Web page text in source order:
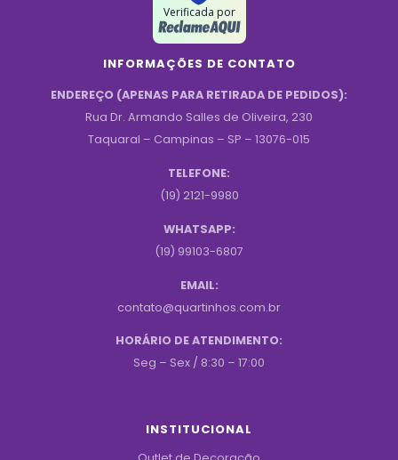
Verificada por
INFORMAÇÕES DE CONTATO
ENDEREÇO (APENAS PARA RETIRADA DE PEDIDOS):
Rua Dr. Armando Salles de Oliveira, 230
Taquaral – Campinas – SP – 13076-015
TELEFONE:
(19) 2121-9980
WHATSAPP:
(19) 99103-6807
EMAIL:
contato@quartinhos.com.br
HORÁRIO DE ATENDIMENTO:
Seg – Sex / 8:30 – 17:00
INSTITUCIONAL